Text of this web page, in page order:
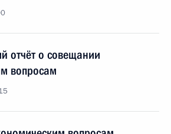
отчёт о совещании
вопросам